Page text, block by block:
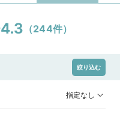
4.3 （244件）
絞り込む
指定なし